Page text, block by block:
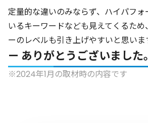
定量的な違いのみならず、ハイパフォ
いるキーワードなども見えてくるた
ーのレベルも引き上げやすいと思いま
— ありがとうございました。
※2024年1月の取材時の内容です